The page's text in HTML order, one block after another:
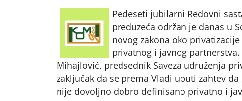
Pedeseti jubilarni Redovni
preduzeća održan je danas u
novog zakona oko
privatnog i javnog
Mihajlović, predsednik Saveza udruženja
zaključak da se prema Vladi uputi zahtev
nije dovoljno dobro definisano privatno i